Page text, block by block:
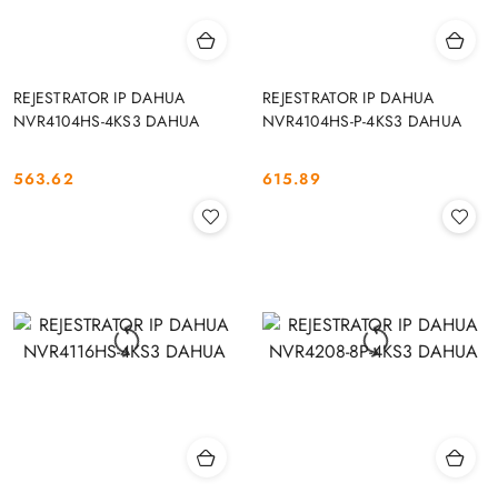
REJESTRATOR IP DAHUA
NVR4104HS-4KS3 DAHUA
Cena:
563.62
REJESTRATOR IP DAHUA
NVR4104HS-P-4KS3 DAHUA
Cena:
615.89